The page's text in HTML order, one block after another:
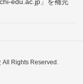
edu.ac.jp」を補完
Rights Reserved.